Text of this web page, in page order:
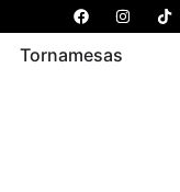
Tornamesas